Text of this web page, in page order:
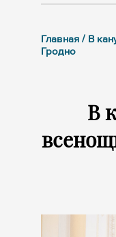
Главная / В
Гродно
В